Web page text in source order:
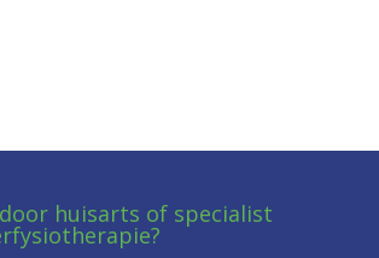
huisarts of specialist